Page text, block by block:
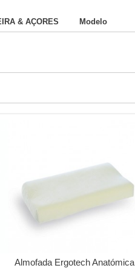
& AÇORES Modelo
Almofada Ergotech Anatómica